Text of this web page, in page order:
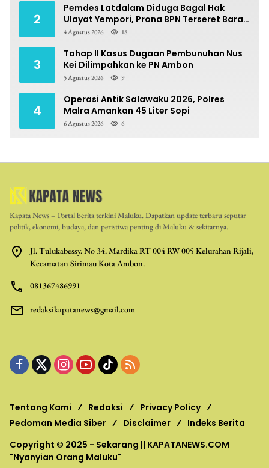
2
Pemdes Latdalam Diduga Bagal Hak
Ulayat Yempori, Prona BPN Terseret Bara
Sengketa
4 Agustus 2026 18
3
Tahap II Kasus Dugaan Pembunuhan Nus
Kei Dilimpahkan ke PN Ambon
5 Agustus 2026 9
4
Operasi Antik Salawaku 2026, Polres
Malra Amankan 45 Liter Sopi
6 Agustus 2026 6
Kapata News – Portal berita terkini Maluku. Dapatkan update terbaru seputar
politik, ekonomi, budaya, dan peristiwa penting di Maluku & sekitarnya.
Jl. Tulukabessy. No 34. Mardika RT 004 RW 005 Kelurahan Rijali,
Kecamatan Sirimau Kota Ambon.
081367486991
redaksikapatanews@gmail.com
Tentang Kami Redaksi
Privacy Policy
Pedoman Media Siber
Disclaimer
Indeks Berita
Copyright © 2025 - Sekarang || KAPATANEWS.COM
"Nyanyian Orang Maluku"